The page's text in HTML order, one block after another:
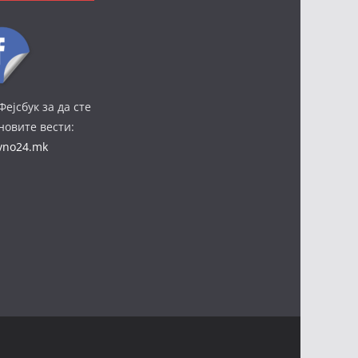
за да сте
вести: